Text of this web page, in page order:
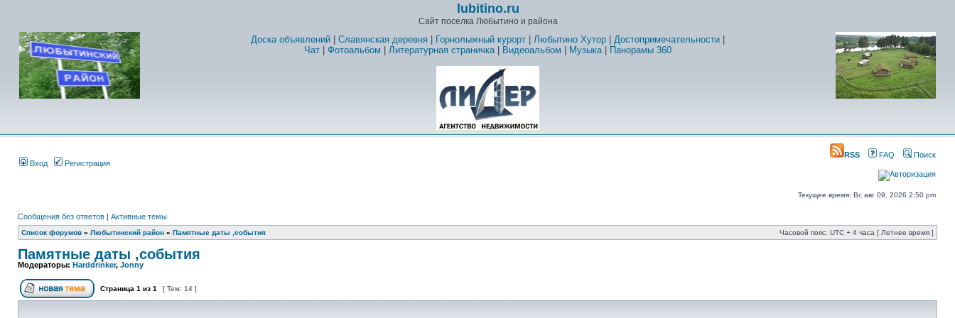
lubitino.ru
Сайт поселка Любытино и района
Доска объявлений Славянская деревня Горнолыжный курорт Любытино Хутор Достопримечательности
Чат
Фотоальбом Литературная страничка| Видеоальбом Музыка| Панорамы 360
Вход Регистрация
RSS FAQ Поиск
Текущее время: Вс авг 09, 2026 2:50 pm
Сообщения без ответов | Активные темы
Список форумов » Любытинский район » Памятные даты ,события Часовой пояс: UTC + 4 часа [ Летнее время ]
Памятные даты ,события
Модераторы: Harddrinker, Jonny
Страница 1 из 1 [ Тем: 14 ]